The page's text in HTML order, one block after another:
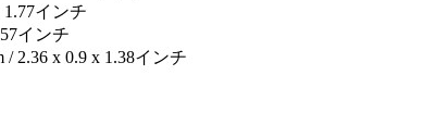
インチ
インチ
2.36 x 0.9 x 1.38インチ